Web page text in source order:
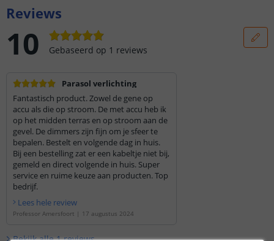
Reviews
10 Gebaseerd op 1 reviews
Parasol verlichting
Fantastisch product. Zowel de gene op
accu als die op stroom. De met accu heb ik
op het midden terras en op stroom aan de
gevel. De dimmers zijn fijn om je sfeer te
bepalen. Bestelt en volgende dag in huis.
Bij een bestelling zat er een kabeltje niet bij,
gemeld en direct volgende in huis. Super
service en ruime keuze aan producten. Top
bedrijf.
Lees hele review
Professor Amersfoort | 17 augustus 2024
Bekijk alle 1 reviews